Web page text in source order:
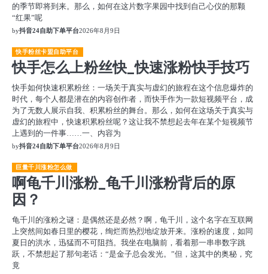
的季节即将到来。那么，如何在这片数字果园中找到自己心仪的那颗
“红果”呢
by抖音24自助下单平台2026年8月9日
快手粉丝卡盟自助平台
快手怎么上粉丝快_快速涨粉快手技巧
快手如何快速积累粉丝：一场关于真实与虚幻的旅程在这个信息爆炸的
时代，每个人都是潜在的内容创作者，而快手作为一款短视频平台，成
为了无数人展示自我、积累粉丝的舞台。那么，如何在这场关于真实与
虚幻的旅程中，快速积累粉丝呢？这让我不禁想起去年在某个短视频节
上遇到的一件事……一、内容为
by抖音24自助下单平台2026年8月9日
巨量千川涨粉怎么做
啊龟千川涨粉_龟千川涨粉背后的原
因？
龟千川的涨粉之谜：是偶然还是必然？啊，龟千川，这个名字在互联网
上突然间如春日里的樱花，绚烂而热烈地绽放开来。涨粉的速度，如同
夏日的洪水，迅猛而不可阻挡。我坐在电脑前，看着那一串串数字跳
跃，不禁想起了那句老话：“是金子总会发光。”但，这其中的奥秘，究
竟